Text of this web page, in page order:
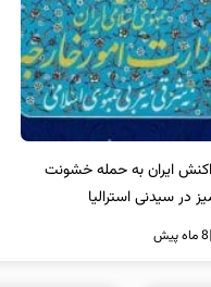
ایران به حمله خشونت
در سیدنی استرالیا
8 ماه پیش